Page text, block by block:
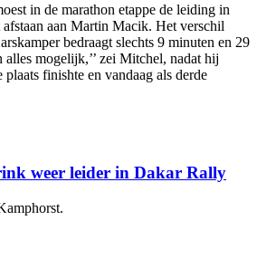
in de marathon etappe de leiding in
afstaan aan Martin Macik. Het verschil
bedraagt slechts 9 minuten en 29
mogelijk,’’ zei Mitchel, nadat hij
finishte en vandaag als derde
weer leider in Dakar Rally